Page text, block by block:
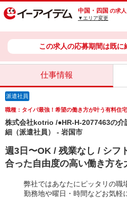
中国・四国 の求人
▼エリア変更
この求人の応募期間は既に
仕事情報
派遣社員
職種：タイパ最強！希望の働き方が叶う有料住
株式会社kotrio /●HR-H-2077463の介
細（派遣社員） - 岩国市
週3日〜OK / 残業なし / シフ
合った自由度の高い働き方を
弊社ではあなたにピッタリの職
勤務地や曜日・時間などお気軽